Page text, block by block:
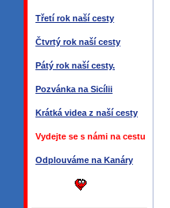
Třetí rok naší cesty
Čtvrtý rok naší cesty
Pátý rok naší cesty.
Pozvánka na Sicílii
Krátká videa z naší cesty
Vydejte se s námi na cestu
Odplouváme na Kanáry